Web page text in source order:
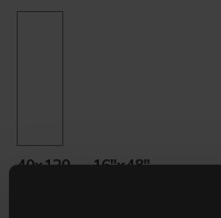
40x120 . 16"x48"